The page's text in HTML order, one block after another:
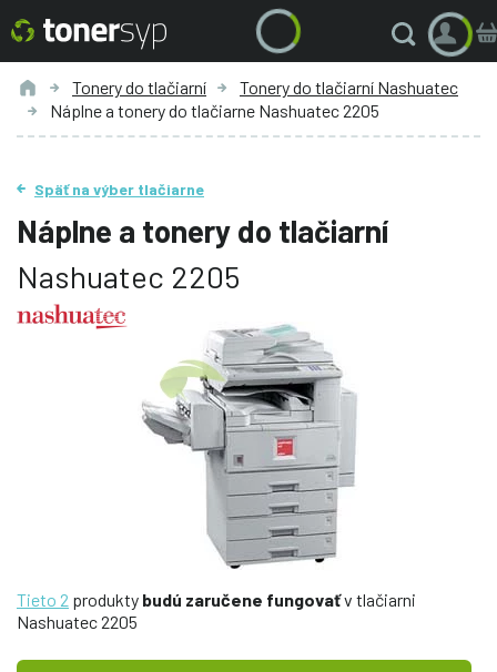
Tonery do tlačiarní
Tonery do tlačiarní Nashuatec
Náplne a tonery do tlačiarne Nashuatec 2205
Späť na výber tlačiarne
Náplne a tonery do tlačiarní
Nashuatec 2205
Tieto 2 produkty budú zaručene fungovaťv tlačiarni
Nashuatec 2205